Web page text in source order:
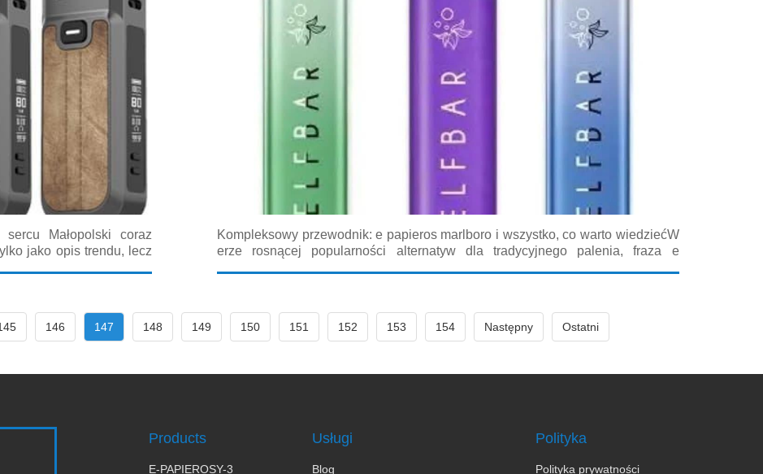
Małopolski coraz
jako opis trendu, lecz
Kompleksowy przewodnik: e papieros marlboro i wszystko, co warto wiedziećW
erze rosnącej popularności alternatyw dla tradycyjnego palenia, fraza e
146 147 148 149 150 151 152 153 154 Następny Ostatni
Products
E-PAPIEROSY-3
Usługi
Blog
Polityka
Polityka prywatności